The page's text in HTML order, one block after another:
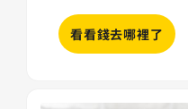
看看錢去哪裡了